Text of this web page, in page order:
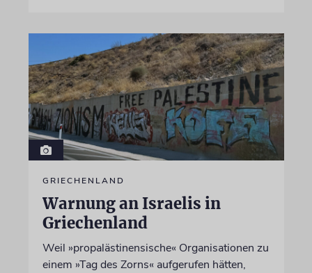
GRIECHENLAND
Warnung an Israelis in
Griechenland
Weil »propalästinensische« Organisationen zu
einem »Tag des Zorns« aufgerufen hätten,